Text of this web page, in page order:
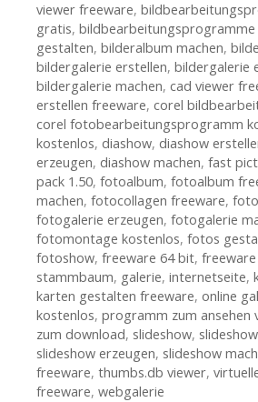
viewer freeware,
gratis, bildbearbeitungsprogramme
gestalten, bilderalbum machen,
bildergalerie erstellen, bildergalerie
bildergalerie machen, cad viewer
erstellen freeware, corel
corel fotobearbeitungsprogramm
kostenlos, diashow, diashow
erzeugen, diashow machen, fast
pack 1.50, fotoalbum, fotoalbum
machen, fotocollagen freeware,
fotogalerie erzeugen, fotogalerie
fotomontage kostenlos, fotos
fotoshow, freeware 64 bit,
stammbaum, galerie, internetseite,
karten gestalten freeware, online
kostenlos, programm zum ansehen
zum download, slideshow,
slideshow erzeugen, slideshow
freeware, thumbs.db viewer,
freeware, webgalerie